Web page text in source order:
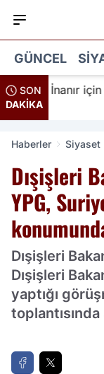
GÜNCEL
SON
DAKİKA
İnanır için
Haberler Siyaset
Dışişleri
YPG,
Dışişleri
Dışişleri
yaptığı